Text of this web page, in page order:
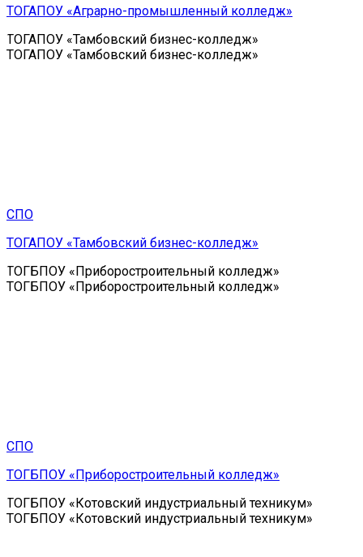
ТОГАПОУ «Аграрно-промышленный колледж»
ТОГАПОУ «Тамбовский бизнес-колледж»
ТОГАПОУ «Тамбовский бизнес-колледж»
СПО
ТОГАПОУ «Тамбовский бизнес-колледж»
ТОГБПОУ «Приборостроительный колледж»
ТОГБПОУ «Приборостроительный колледж»
СПО
ТОГБПОУ «Приборостроительный колледж»
ТОГБПОУ «Котовский индустриальный техникум»
ТОГБПОУ «Котовский индустриальный техникум»